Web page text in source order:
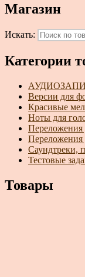
Магазин
Искать:
Категории
Версии для
Красивые
Ноты для
Переложения
Переложения
Саундтреки,
Тестовые
Товары